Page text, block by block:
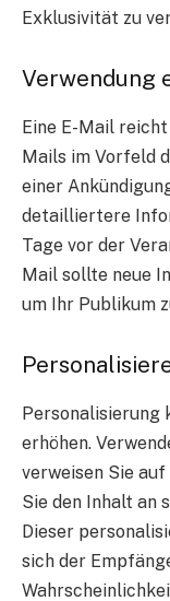
Exklusivität zu
Verwendung
Eine E-Mail
Mails im Vorfeld
einer
detailliertere
Tage vor der
Mail sollte neue
um Ihr Publikum
Personalisierung
erhöhen.
verweisen Sie
Sie den Inhalt an
Dieser
sich der